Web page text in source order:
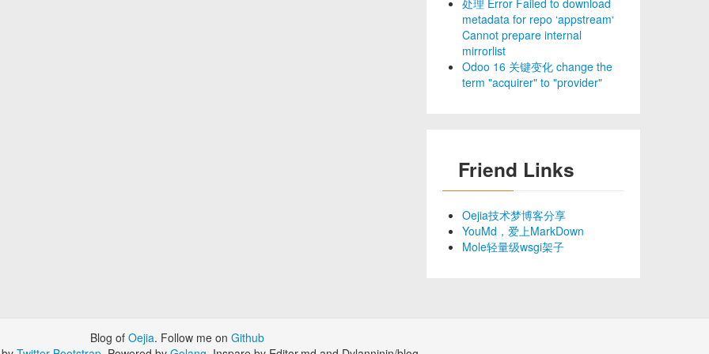
处理 Error Failed to download
metadata for repo ‘appstream‘
Cannot prepare internal
mirrorlist
Odoo 16 关键变化 change the
term "acquirer" to "provider"
Friend Links
Oejia技术梦博客分享
YouMd，爱上MarkDown
Mole轻量级wsgi架子
Blog of Oejia. Follow me on Github